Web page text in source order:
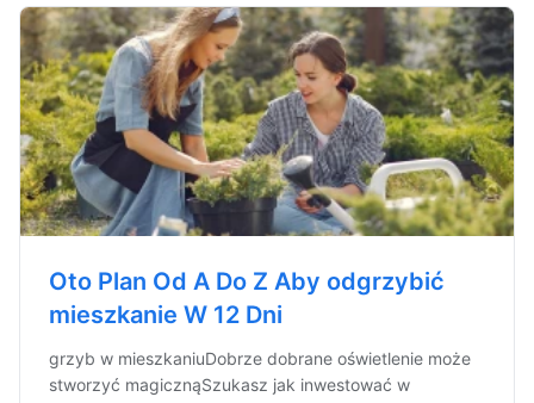
Oto Plan Od A Do Z Aby odgrzybić
mieszkanie W 12 Dni
grzyb w mieszkaniuDobrze dobrane oświetlenie może
stworzyć magicznąSzukasz jak inwestować w